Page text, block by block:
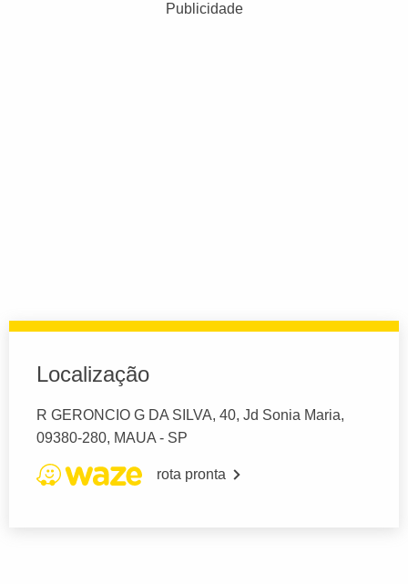
Publicidade
Localização
R GERONCIO G DA SILVA, 40, Jd Sonia Maria,
09380-280, MAUA - SP
rota pronta